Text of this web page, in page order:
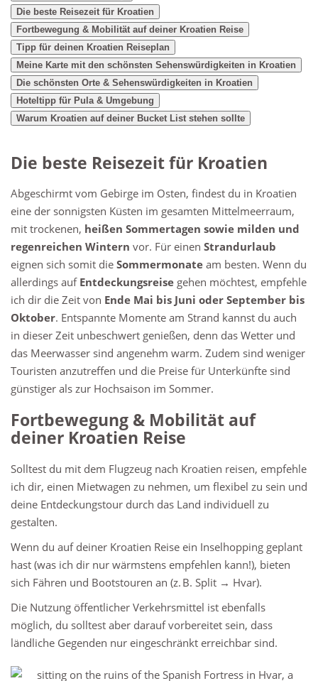
Die beste Reisezeit für Kroatien
Fortbewegung & Mobilität auf deiner Kroatien Reise
Tipp für deinen Kroatien Reiseplan
Meine Karte mit den schönsten Sehenswürdigkeiten in Kroatien
Die schönsten Orte & Sehenswürdigkeiten in Kroatien
Hoteltipp für Pula & Umgebung
Warum Kroatien auf deiner Bucket List stehen sollte
Die beste Reisezeit für Kroatien
Abgeschirmt vom Gebirge im Osten, findest du in Kroatien
eine der sonnigsten Küsten im gesamten Mittelmeerraum,
mit trockenen, heißen Sommertagen sowie milden und
regenreichen Wintern vor. Für einen Strandurlaub
eignen sich somit die Sommermonate am besten. Wenn du
allerdings auf Entdeckungsreise gehen möchtest, empfehle
ich dir die Zeit von Ende Mai bis Juni oder September bis
Oktober. Entspannte Momente am Strand kannst du auch
in dieser Zeit unbeschwert genießen, denn das Wetter und
das Meerwasser sind angenehm warm. Zudem sind weniger
Touristen anzutreffen und die Preise für Unterkünfte sind
günstiger als zur Hochsaison im Sommer.
Fortbewegung & Mobilität auf
deiner Kroatien Reise
Solltest du mit dem Flugzeug nach Kroatien reisen, empfehle
ich dir, einen Mietwagen zu nehmen, um flexibel zu sein und
deine Entdeckungstour durch das Land individuell zu
gestalten.
Wenn du auf deiner Kroatien Reise ein Inselhopping geplant
hast (was ich dir nur wärmstens empfehlen kann!), bieten
sich Fähren und Bootstouren an (z. B. Split → Hvar).
Die Nutzung öffentlicher Verkehrsmittel ist ebenfalls
möglich, du solltest aber darauf vorbereitet sein, dass
ländliche Gegenden nur eingeschränkt erreichbar sind.